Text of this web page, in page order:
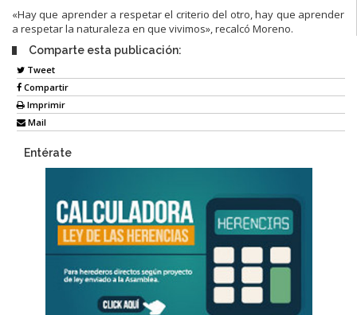
«Hay que aprender a respetar el criterio del otro, hay que aprender
a respetar la naturaleza en que vivimos», recalcó Moreno.
Comparte esta publicación:
Tweet
Compartir
Imprimir
Mail
Entérate